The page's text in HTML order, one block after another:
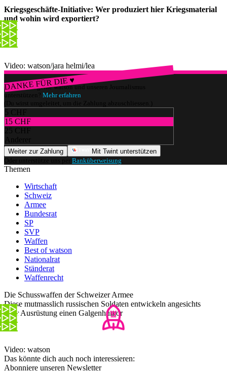
Kriegsgeschäfte-Initiative: Wer produziert hier Kriegsmaterial
und wohin wird exportiert?
Video: watson/jara helmi/lea
DANKE FÜR DIE ♥
Würdest du gerne watson und unseren Journalismus
unterstützen? Mehr erfahren
(Du wirst umgeleitet, um die Zahlung abzuschliessen.)
5 CHF
15 CHF
25 CHF
Anderer
Weiter zur Zahlung
Mit Twint unterstützen
Oder unterstütze uns per Banküberweisung
Themen
Wirtschaft
Schweiz
Armee
Bundesrat
SP
SVP
Waffen
Best of watson
Nationalrat
Ständerat
Waffenrecht
Die Schusswaffen der Schweizer Armee
Diese mutmasslich russischen Soldaten entwickeln angesichts
ihrer Ausrüstung einen Galgenhumor
Video: watson
Das könnte dich auch noch interessieren:
Abonniere unseren Newsletter